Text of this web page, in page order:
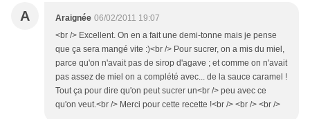
A Araignée 06/02/2011 19:07
<br /> Excellent. On en a fait une demi-tonne mais je pense
que ça sera mangé vite :)<br /> Pour sucrer, on a mis du miel,
parce qu'on n'avait pas de sirop d'agave ; et comme on n'avait
pas assez de miel on a complété avec... de la sauce caramel !
Tout ça pour dire qu'on peut sucrer un<br /> peu avec ce
qu'on veut.<br /> Merci pour cette recette !<br /> <br /> <br />